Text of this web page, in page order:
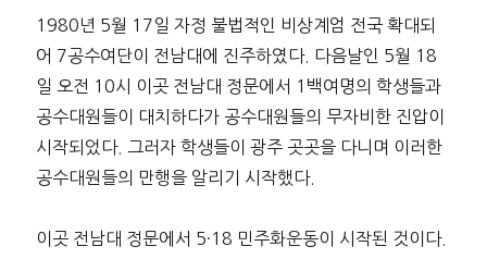
1980년 5월 17일 자정 불법적인 비상계엄 전국 확대되
어 7공수여단이 전남대에 진주하였다. 다음날인 5월 18
일 오전 10시 이곳 전남대 정문에서 1백여명의 학생들과
공수대원들이 대치하다가 공수대원들의 무자비한 진압이
시작되었다. 그러자 학생들이 광주 곳곳을 다니며 이러한
공수대원들의 만행을 알리기 시작했다.
이곳 전남대 정문에서 5·18 민주화운동이 시작된 것이다.